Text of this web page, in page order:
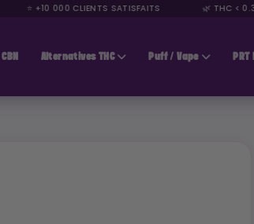
⭐ +10 000 CLIENTS SATISFAITS 🌿 THC <
CBN Alternatives THC Puff / Vape